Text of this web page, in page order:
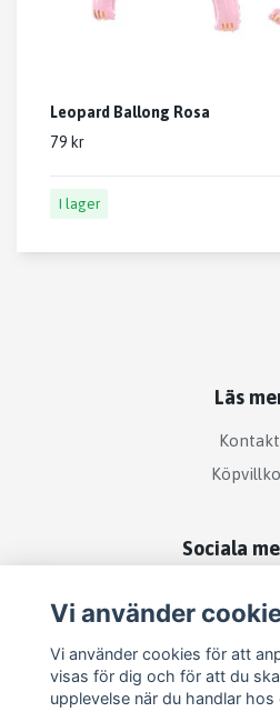
Leopard Ballong Rosa
79 kr
I lager
Läs
Kontakt
Sociala
Vi använder
Vi använder cookies för att
visas för dig och för att du
upplevelse när du handlar hos